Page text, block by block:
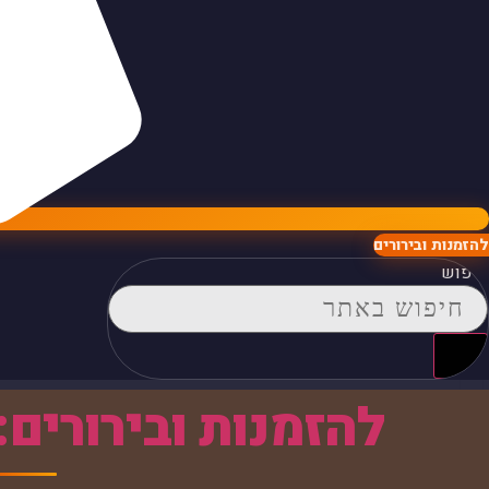
להזמנות ובירורים
חיפוש
להזמנות ובירורים: 052-